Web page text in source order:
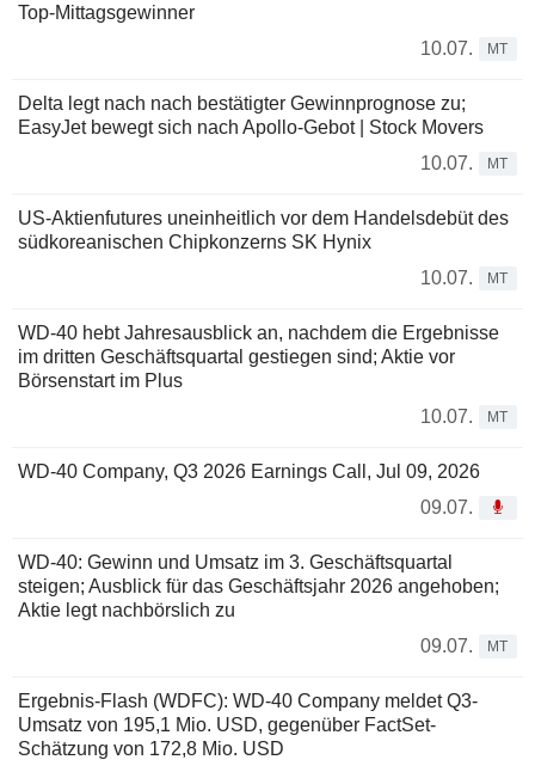
Top-Mittagsgewinner
10.07.
MT
Delta legt nach nach bestätigter Gewinnprognose zu;
EasyJet bewegt sich nach Apollo-Gebot | Stock Movers
10.07.
MT
US-Aktienfutures uneinheitlich vor dem Handelsdebüt des
südkoreanischen Chipkonzerns SK Hynix
10.07.
MT
WD-40 hebt Jahresausblick an, nachdem die Ergebnisse
im dritten Geschäftsquartal gestiegen sind; Aktie vor
Börsenstart im Plus
10.07.
MT
WD-40 Company, Q3 2026 Earnings Call, Jul 09, 2026
09.07.
WD-40: Gewinn und Umsatz im 3. Geschäftsquartal
steigen; Ausblick für das Geschäftsjahr 2026 angehoben;
Aktie legt nachbörslich zu
09.07.
MT
Ergebnis-Flash (WDFC): WD-40 Company meldet Q3-
Umsatz von 195,1 Mio. USD, gegenüber FactSet-
Schätzung von 172,8 Mio. USD